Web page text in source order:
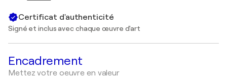
Certificat d'authenticité
Signé et inclus avec chaque œuvre d'art
Encadrement
Mettez votre oeuvre en valeur